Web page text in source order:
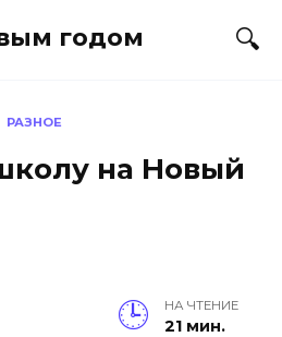
годом
РАЗНОЕ
на Новый
НА ЧТЕНИЕ
21 мин.